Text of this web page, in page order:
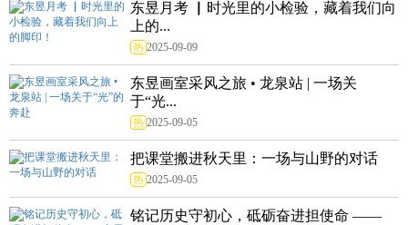
东昱月考 ▏时光里的小检验，藏着我们向
上的...
热 2025-09-09
东昱画室采风之旅 • 龙泉站 | 一场关
于“光...
热 2025-09-05
把课堂搬进秋天里：一场与山野的对话
热 2025-09-05
铭记历史守初心，砥砺奋进担使命 ——